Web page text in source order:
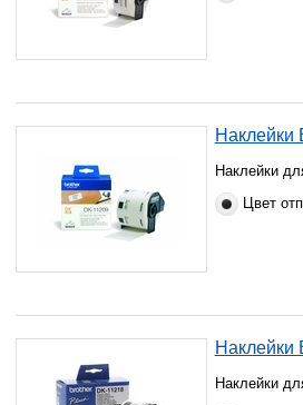
Наклейки
Наклейки
Цвет
Наклейки
Наклейки